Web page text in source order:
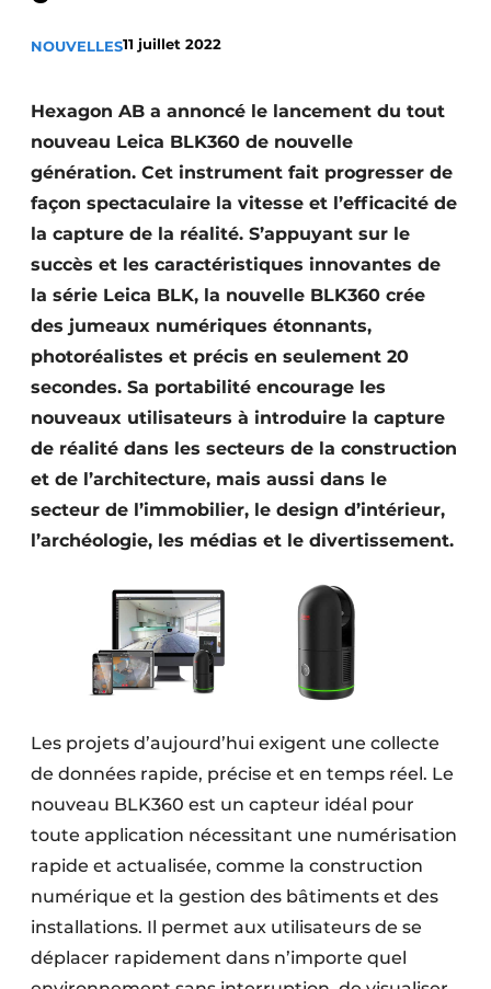
Construction bois
Contrôle d’accès
Éclairage
Fondations
Façades
Géotextiles
Protection solaire
Sécurité incendie
Software
Travaux ferroviaires
NOUVELLES11 juillet 2022
Hexagon AB a annoncé le lancement du tout
nouveau Leica BLK360 de nouvelle
génération. Cet instrument fait progresser de
façon spectaculaire la vitesse et l’efficacité de
la capture de la réalité. S’appuyant sur le
succès et les caractéristiques innovantes de
la série Leica BLK, la nouvelle BLK360 crée
des jumeaux numériques étonnants,
photoréalistes et précis en seulement 20
secondes. Sa portabilité encourage les
nouveaux utilisateurs à introduire la capture
de réalité dans les secteurs de la construction
et de l’architecture, mais aussi dans le
secteur de l’immobilier, le design d’intérieur,
l’archéologie, les médias et le divertissement.
Les projets d’aujourd’hui exigent une collecte
de données rapide, précise et en temps réel. Le
nouveau BLK360 est un capteur idéal pour
toute application nécessitant une numérisation
rapide et actualisée, comme la construction
numérique et la gestion des bâtiments et des
installations. Il permet aux utilisateurs de se
déplacer rapidement dans n’importe quel